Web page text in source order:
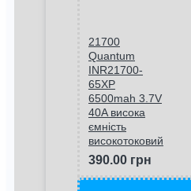
21700
Quantum
INR21700-
65XP
6500mah 3.7V
40A висока
ємність
високотоковий
390.00 грн